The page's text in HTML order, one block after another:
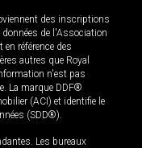
des inscriptions
de l'Association
référence des
autres que Royal
n'est pas
La marque DDF®
(ACI) et identifie le
(SDD®).
Les bureaux